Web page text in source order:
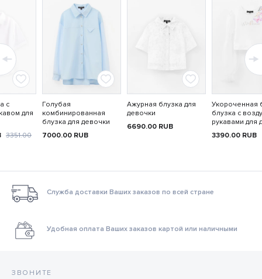
с
для
3351.00
Голубая
комбинированная
блузка для девочки
7000.00 RUB
Ажурная блузка для
девочки
6690.00 RUB
Укороченная
блузка с
рукавами для
3390.00 RUB
Служба доставки Ваших заказов по всей стране
Удобная оплата Ваших заказов картой или наличными
ЗВОНИТЕ